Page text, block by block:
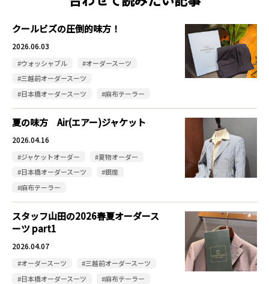
クールビズの圧倒的味方！
2026.06.03
#ウォッシャブル
#オーダースーツ
#三越前オーダースーツ
#日本橋オーダースーツ
#麻布テーラー
夏の味方 Air(エアー)ジャケット
2026.04.16
#ジャケットオーダー
#夏物オーダー
#日本橋オーダースーツ
#銀座
#麻布テーラー
スタッフ山田の2026春夏オーダース
ーツ part1
2026.04.07
#オーダースーツ
#三越前オーダースーツ
#日本橋オーダースーツ
#麻布テーラー